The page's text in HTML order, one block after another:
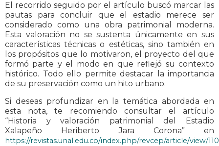
El recorrido seguido por el artículo buscó marcar las
pautas para concluir que el estadio merece ser
considerado como una obra patrimonial moderna.
Esta valoración no se sustenta únicamente en sus
características técnicas o estéticas, sino también en
los propósitos que lo motivaron, el proyecto del que
formó parte y el modo en que reflejó su contexto
histórico. Todo ello permite destacar la importancia
de su preservación como un hito urbano.
Si deseas profundizar en la temática abordada en
esta nota, te recomiendo consultar el artículo
“Historia y valoración patrimonial del Estadio
Xalapeño Heriberto Jara Corona” en
https://revistas.unal.edu.co/index.php/revcep/article/view/